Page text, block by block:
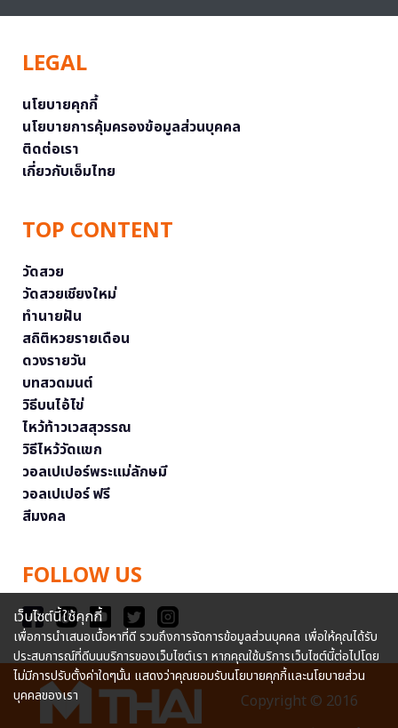
LEGAL
นโยบายคุกกี้
นโยบายการคุ้มครองข้อมูลส่วนบุคคล
ติดต่อเรา
เกี่ยวกับเอ็มไทย
TOP CONTENT
วัดสวย
วัดสวยเชียงใหม่
ทำนายฝัน
สถิติหวยรายเดือน
ดวงรายวัน
บทสวดมนต์
วิธีบนไอ้ไข่
ไหว้ท้าวเวสสุวรรณ
วิธีไหว้วัดแขก
วอลเปเปอร์พระแม่ลักษมี
วอลเปเปอร์ ฟรี
สีมงคล
FOLLOW US
Copyright © 2016
เว็บไซต์นี้ใช้คุกกี้
เพื่อการนำเสนอเนื้อหาที่ดี รวมถึงการจัดการข้อมูลส่วนบุคคล เพื่อให้คุณได้รับ
ประสบการณ์ที่ดีบนบริการของเว็บไซต์เรา หากคุณใช้บริการเว็บไซต์นี้ต่อไปโดย
ไม่มีการปรับตั้งค่าใดๆนั้น แสดงว่าคุณยอมรับนโยบายคุกกี้และนโยบายส่วน
บุคคลของเรา